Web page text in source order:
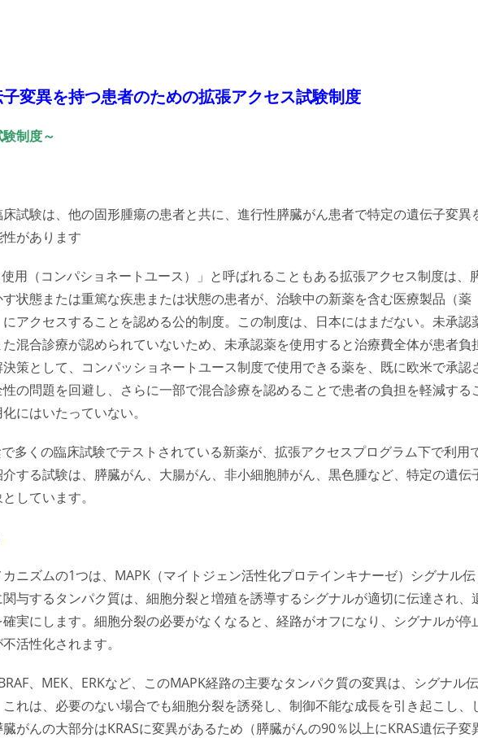
変異を持つ患者のための拡張アクセス試験制度
制度～
試験は、他の固形腫瘍の患者と共に、進行性膵臓がん患者で特定の遺伝子変異
があります
用（コンパショネートユース）」と呼ばれることもある拡張アクセス制度は、
状態または重篤な疾患または状態の患者が、治験中の新薬を含む医療製品（薬
アクセスすることを認める公的制度。この制度は、日本にはまだない。未承認
混合診療が認められていないため、未承認薬を使用すると治療費全体が患者負
策として、コンパッショネートユース制度で使用できる薬を、既に欧米で承認
の問題を回避し、さらに一部で混合診療を認めることで患者の負担を軽減する
にはいたっていない。
多くの臨床試験でテストされている新薬が、拡張アクセスプログラム下で利用
する試験は、膵臓がん、大腸がん、非小細胞肺がん、黒色腫など、特定の遺伝
しています。
ニズムの1つは、MAPK（マイトジェン活性化プロテインキナーゼ）シグナル伝
与するタンパク質は、細胞分裂と増殖を誘導するシグナルが適切に伝達され、
実にします。細胞分裂の必要がなくなると、経路がオフになり、シグナルが停
活性化されます。
、MEK、ERKなど、このMAPK経路の主要なタンパク質の変異は、シグナル伝
れは、必要のない場合でも細胞分裂を誘発し、制御不能な成長を引き起こし、
がんの大部分はKRASに変異があるため（膵臓がんの90％以上にKRAS遺伝子変